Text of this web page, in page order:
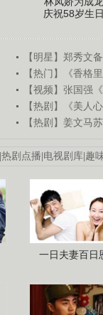
庆祝58岁生
【明星】郑秀文
【热门】《香格
【视频】张国强
【热剧】《美人
【热剧】姜文马
热剧点播 电视剧库 趣
一日夫妻百日